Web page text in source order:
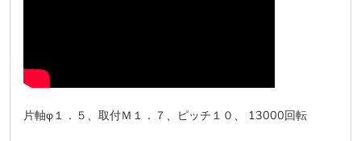
片軸φ１．５、取付Ｍ１．７、ピッチ１０、 13000回転